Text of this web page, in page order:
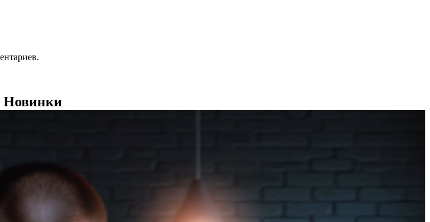
Новинки